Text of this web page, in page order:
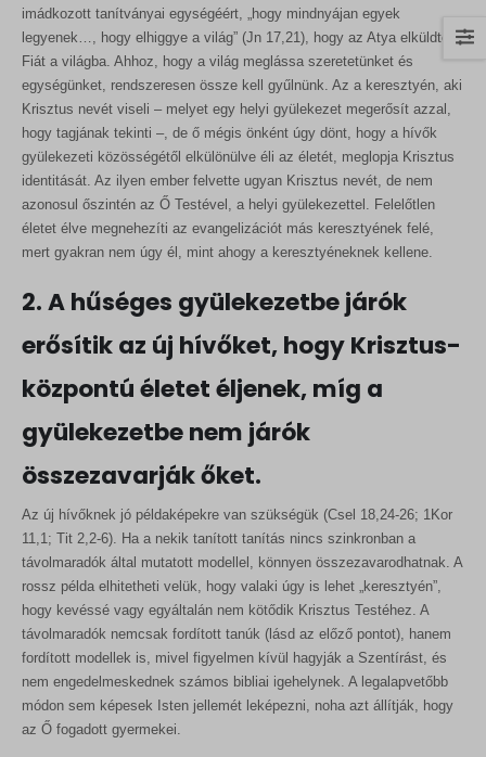
imádkozott tanítványai egységéért, „hogy mindnyájan egyek
legyenek…, hogy elhiggye a világ” (Jn 17,21), hogy az Atya elküldte a
Fiát a világba. Ahhoz, hogy a világ meglássa szeretetünket és
egységünket, rendszeresen össze kell gyűlnünk. Az a keresztyén, aki
Krisztus nevét viseli – melyet egy helyi gyülekezet megerősít azzal,
hogy tagjának tekinti –, de ő mégis önként úgy dönt, hogy a hívők
gyülekezeti közösségétől elkülönülve éli az életét, meglopja Krisztus
identitását. Az ilyen ember felvette ugyan Krisztus nevét, de nem
azonosul őszintén az Ő Testével, a helyi gyülekezettel. Felelőtlen
életet élve megnehezíti az evangelizációt más keresztyének felé,
mert gyakran nem úgy él, mint ahogy a keresztyéneknek kellene.
2. A hűséges gyülekezetbe járók
erősítik az új hívőket, hogy Krisztus-
központú életet éljenek, míg a
gyülekezetbe nem járók
összezavarják őket.
Az új hívőknek jó példaképekre van szükségük (Csel 18,24-26; 1Kor
11,1; Tit 2,2-6). Ha a nekik tanított tanítás nincs szinkronban a
távolmaradók által mutatott modellel, könnyen összezavarodhatnak. A
rossz példa elhitetheti velük, hogy valaki úgy is lehet „keresztyén”,
hogy kevéssé vagy egyáltalán nem kötődik Krisztus Testéhez. A
távolmaradók nemcsak fordított tanúk (lásd az előző pontot), hanem
fordított modellek is, mivel figyelmen kívül hagyják a Szentírást, és
nem engedelmeskednek számos bibliai igehelynek. A legalapvetőbb
módon sem képesek Isten jellemét leképezni, noha azt állítják, hogy
az Ő fogadott gyermekei.